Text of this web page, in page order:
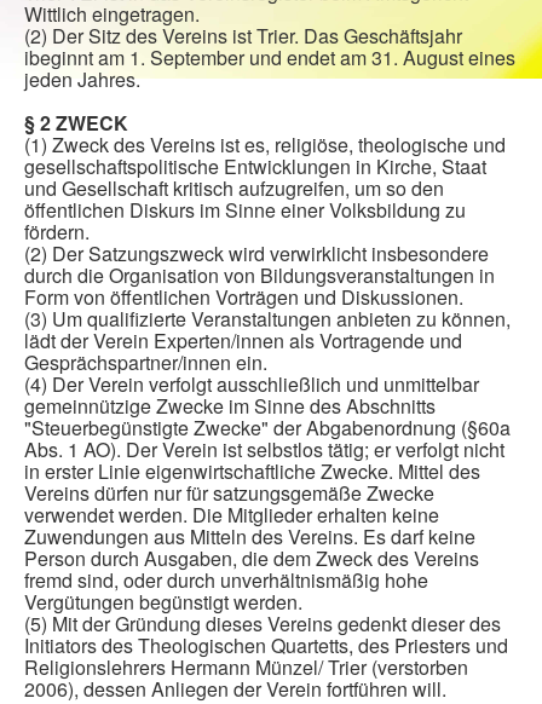
Impressum
Wittlich eingetragen.
(2) Der Sitz des Vereins ist Trier. Das Geschäftsjahr
ibeginnt am 1. September und endet am 31. August eines
jeden Jahres.
§ 2 ZWECK
(1) Zweck des Vereins ist es, religiöse, theologische und
gesellschaftspolitische Entwicklungen in Kirche, Staat
und Gesellschaft kritisch aufzugreifen, um so den
öffentlichen Diskurs im Sinne einer Volksbildung zu
fördern.
(2) Der Satzungszweck wird verwirklicht insbesondere
durch die Organisation von Bildungsveranstaltungen in
Form von öffentlichen Vorträgen und Diskussionen.
(3) Um qualifizierte Veranstaltungen anbieten zu können,
lädt der Verein Experten/innen als Vortragende und
Gesprächspartner/innen ein.
(4) Der Verein verfolgt ausschließlich und unmittelbar
gemeinnützige Zwecke im Sinne des Abschnitts
"Steuerbegünstigte Zwecke" der Abgabenordnung (§60a
Abs. 1 AO). Der Verein ist selbstlos tätig; er verfolgt nicht
in erster Linie eigenwirtschaftliche Zwecke. Mittel des
Vereins dürfen nur für satzungsgemäße Zwecke
verwendet werden. Die Mitglieder erhalten keine
Zuwendungen aus Mitteln des Vereins. Es darf keine
Person durch Ausgaben, die dem Zweck des Vereins
fremd sind, oder durch unverhältnismäßig hohe
Vergütungen begünstigt werden.
(5) Mit der Gründung dieses Vereins gedenkt dieser des
Initiators des Theologischen Quartetts, des Priesters und
Religionslehrers Hermann Münzel/ Trier (verstorben
2006), dessen Anliegen der Verein fortführen will.